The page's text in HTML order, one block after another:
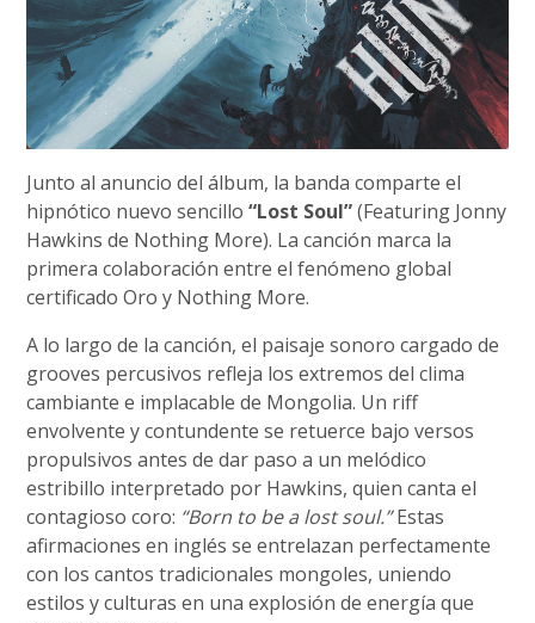
Junto al anuncio del álbum, la banda comparte el
hipnótico nuevo sencillo“Lost Soul”(Featuring Jonny
Hawkins de Nothing More). La canción marca la
primera colaboración entre el fenómeno global
certificado Oro y Nothing More.
A lo largo de la canción, el paisaje sonoro cargado de
grooves percusivos refleja los extremos del clima
cambiante e implacable de Mongolia. Un riff
envolvente y contundente se retuerce bajo versos
propulsivos antes de dar paso a un melódico
estribillo interpretado por Hawkins, quien canta el
contagioso coro: “Born to be a lost soul.”Estas
afirmaciones en inglés se entrelazan perfectamente
con los cantos tradicionales mongoles, uniendo
estilos y culturas en una explosión de energía que